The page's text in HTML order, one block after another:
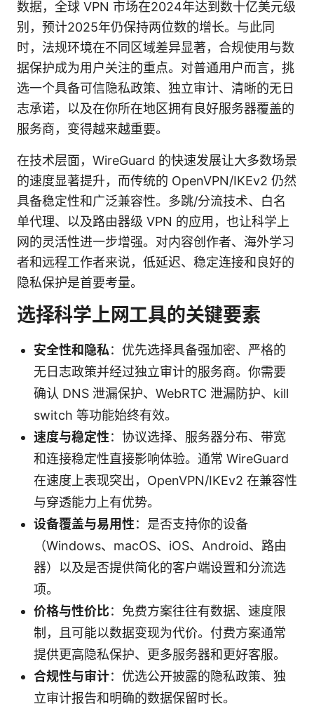
数据，全球 VPN 市场在2024年达到数十亿美元级
别，预计2025年仍保持两位数的增长。与此同
时，法规环境在不同区域差异显著，合规使用与数
据保护成为用户关注的重点。对普通用户而言，挑
选一个具备可信隐私政策、独立审计、清晰的无日
志承诺，以及在你所在地区拥有良好服务器覆盖的
服务商，变得越来越重要。
在技术层面，WireGuard 的快速发展让大多数场景
的速度显著提升，而传统的 OpenVPN/IKEv2 仍然
具备稳定性和广泛兼容性。多跳/分流技术、白名
单代理、以及路由器级 VPN 的应用，也让科学上
网的灵活性进一步增强。对内容创作者、海外学习
者和远程工作者来说，低延迟、稳定连接和良好的
隐私保护是首要考量。
选择科学上网工具的关键要素
安全性和隐私：优先选择具备强加密、严格的
无日志政策并经过独立审计的服务商。你需要
确认 DNS 泄漏保护、WebRTC 泄漏防护、kill
switch 等功能始终有效。
速度与稳定性：协议选择、服务器分布、带宽
和连接稳定性直接影响体验。通常 WireGuard
在速度上表现突出，OpenVPN/IKEv2 在兼容性
与穿透能力上有优势。
设备覆盖与易用性：是否支持你的设备
（Windows、macOS、iOS、Android、路由
器）以及是否提供简化的客户端设置和分流选
项。
价格与性价比：免费方案往往有数据、速度限
制，且可能以数据变现为代价。付费方案通常
提供更高隐私保护、更多服务器和更好客服。
合规性与审计：优选公开披露的隐私政策、独
立审计报告和明确的数据保留时长。